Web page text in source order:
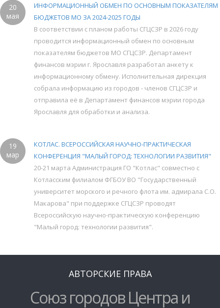
20
мая
ИНФОРМАЦИОННЫЙ ОБМЕН ПО ОСНОВНЫМ ПОКАЗАТЕЛЯМ
БЮДЖЕТОВ МО ЗА 2024-2025 ГОДЫ
В соответствии с планом работы СГЦСЗР в 2026 году
проводится информационный обмен по основным
показателям бюджетов МО СГЦСЗР. Департамент
финансов мэрии г. Ярославля разработал анкету к
информационному обмену. Исполнительная дирекция
собрала информацию из городов - членов СГЦСЗР и
отправила её в Департамент финансов мэрии города
Ярославля для обработки и анализа.
19
мар
КОТЛАС. ВСЕРОССИЙСКАЯ НАУЧНО-ПРАКТИЧЕСКАЯ
КОНФЕРЕНЦИЯ "МАЛЫЙ ГОРОД: ТЕХНОЛОГИИ РАЗВИТИЯ"
20-21 марта Администрация ГО "Котлас" совместно с
Котласским филиалом ФГБОУ ВО "Государственный
университет морского и речного флота им. адмирала С.О.
Макарова" при поддержке СГЦСЗР проводят
Всероссийскую научно-практическую конференцию
"Малый город: технологии развития".
АВТОРСКИЕ ПРАВА
Союз городов Центра и